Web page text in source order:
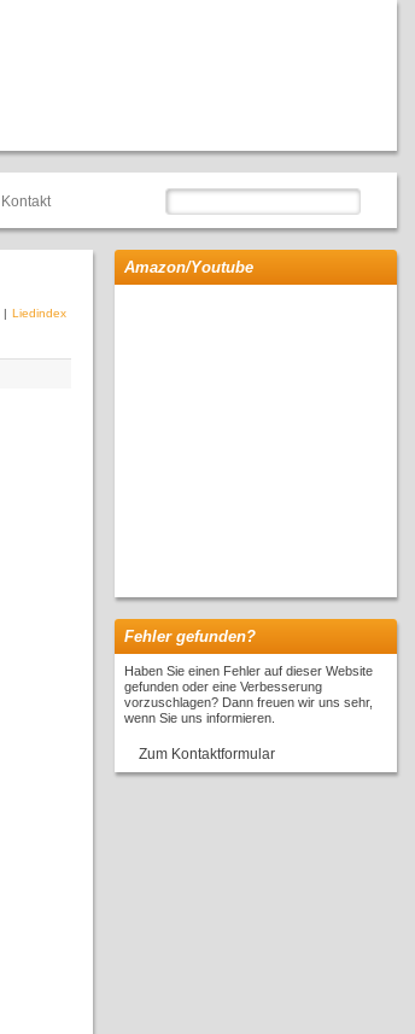
Kontakt
| Liedindex
Amazon/Youtube
Fehler gefunden?
Haben Sie einen Fehler auf dieser Website
gefunden oder eine Verbesserung
vorzuschlagen? Dann freuen wir uns sehr,
wenn Sie uns informieren.
Zum Kontaktformular